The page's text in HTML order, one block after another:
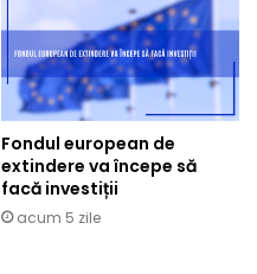
Fondul european de
extindere va începe să
facă investiții
acum 5 zile